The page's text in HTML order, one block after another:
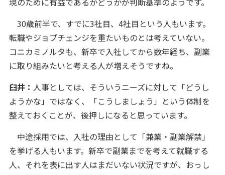
30歳前半で、すでに3社目、4社目という人もいます。
転職やジョブチェンジを重たいものとは考えていない。
コニカミノルタも、新卒で入社してから数年経ち、副業
に取り組みたいと考える人が増えそうですね。
臼井： 人事としては、そういうニーズに対して「どうし
ようかな」ではなく、「こうしましょう」という体制を
整えておくことが、後押しになると思っています。
中途採用では、入社の理由として「兼業・副業解禁」
を挙げる人もいます。新卒で副業までを考えて就職する
人、それを表に出す人はまだいない状況ですが、おっし